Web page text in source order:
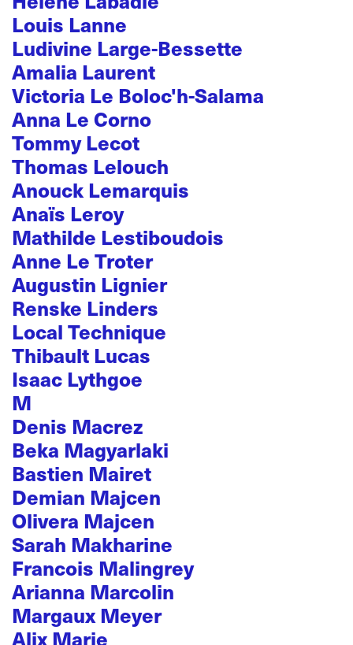
Louis Lanne
Ludivine Large-Bessette
Amalia Laurent
Victoria Le Boloc'h-Salama
Anna Le Corno
Tommy Lecot
Thomas Lelouch
Anouck Lemarquis
Anaïs Leroy
Mathilde Lestiboudois
Anne Le Troter
Augustin Lignier
Renske Linders
Local Technique
Thibault Lucas
Isaac Lythgoe
M
Denis Macrez
Beka Magyarlaki
Bastien Mairet
Demian Majcen
Olivera Majcen
Sarah Makharine
Francois Malingrey
Arianna Marcolin
Margaux Meyer
Alix Marie